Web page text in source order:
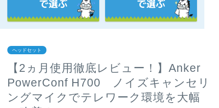
ヘッドセット
【2ヵ月使用徹底レビュー！】Anker
PowerConf H700 ノイズキャンセリ
ングマイクでテレワーク環境を大幅